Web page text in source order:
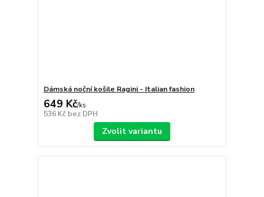
Dámská noční košile Ragini - Italian fashion
649 Kč/ks
536 Kč bez DPH
Zvolit variantu